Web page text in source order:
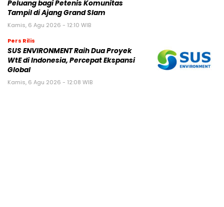
Peluang bagi Petenis Komunitas
Tampil di Ajang Grand Slam
Kamis, 6 Agu 2026 - 12:10 WIB
Pers Rilis
SUS ENVIRONMENT Raih Dua Proyek
WtE di Indonesia, Percepat Ekspansi
Global
Kamis, 6 Agu 2026 - 12:08 WIB